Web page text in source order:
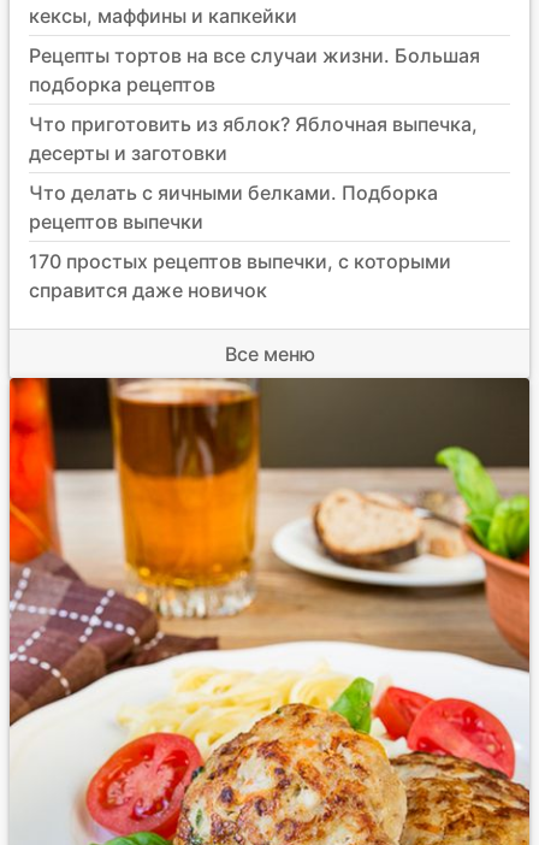
кексы, маффины и капкейки
Рецепты тортов на все случаи жизни. Большая
подборка рецептов
Что приготовить из яблок? Яблочная выпечка,
десерты и заготовки
Что делать с яичными белками. Подборка
рецептов выпечки
170 простых рецептов выпечки, с которыми
справится даже новичок
Все меню